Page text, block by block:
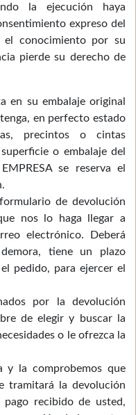
la ejecución haya
expreso del
conocimiento por su
pierde su derecho de
en su embalaje original
en perfecto estado
precintos o cintas
o embalaje del
se reserva el
de devolución
nos lo haga llegar a
electrónico. Deberá
tiene un plazo
pedido, para ejercer el
por la devolución
de elegir y buscar la
o le ofrezca la
y la comprobemos que
tramitará la devolución
recibido de usted,